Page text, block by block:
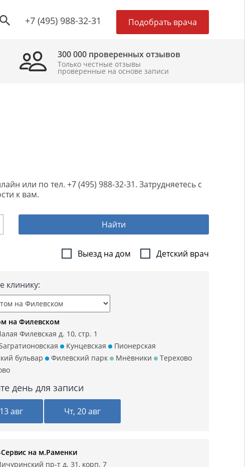
+7 (495) 988-32-31 Подобрать врача
300 000 проверенных отзывов
Только честные отзывы
проверенные на основе записи
или по тел. +7 (495) 988-32-31. Затрудняетесь с
к вам.
Найти
Выезд на дом Детский врач
клинику:
на Филевском
Филевская д. 10, стр. 1
Кунцевская
Пионерская
бульвар
Филевский парк Мнёвники
Терехово
день для записи
авг Чт, 20 авг
на м.Раменки
пр-т д. 31, корп. 7